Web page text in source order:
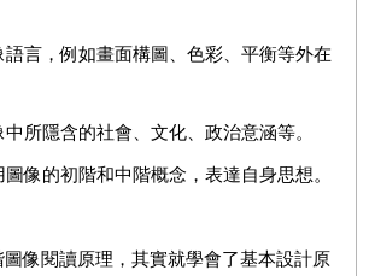
言，例如畫面構圖、色彩、平衡等外在
所隱含的社會、文化、政治意涵等。
像的初階和中階概念，表達自身思想。
像閱讀原理，其實就學會了基本設計原